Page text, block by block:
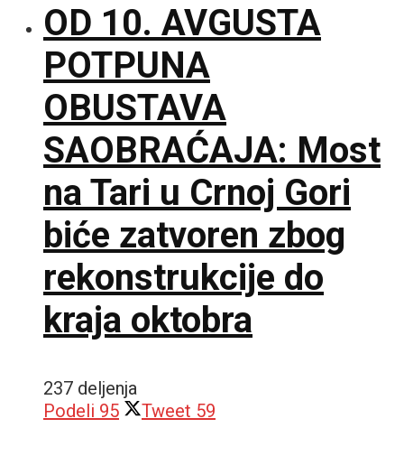
OD 10. AVGUSTA
POTPUNA
OBUSTAVA
SAOBRAĆAJA: Most
na Tari u Crnoj Gori
biće zatvoren zbog
rekonstrukcije do
kraja oktobra
237 deljenja
Podeli 95 Tweet 59